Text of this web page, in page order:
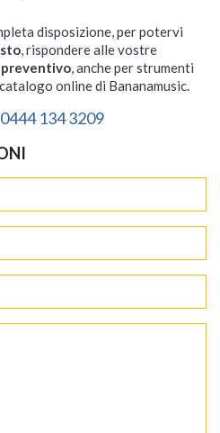
disposizione, per potervi
, rispondere alle vostre
, anche per strumenti
online di Bananamusic.
134 3209